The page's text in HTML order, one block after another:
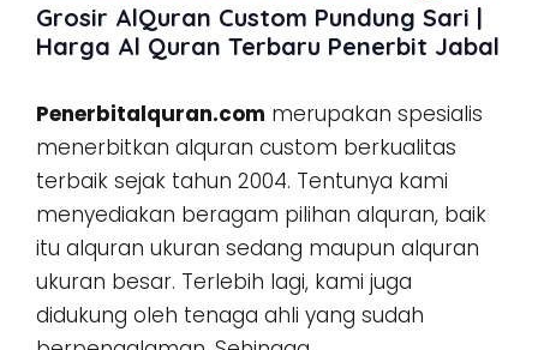
Grosir AlQuran Custom Pundung Sari |
Harga Al Quran Terbaru Penerbit Jabal
Penerbitalquran.com merupakan spesialis
menerbitkan alquran custom berkualitas
terbaik sejak tahun 2004. Tentunya kami
menyediakan beragam pilihan alquran, baik
itu alquran ukuran sedang maupun alquran
ukuran besar. Terlebih lagi, kami juga
didukung oleh tenaga ahli yang sudah